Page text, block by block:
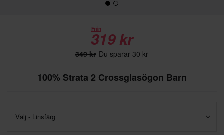
Från
319 kr
349 kr Du sparar 30 kr
100% Strata 2 Crossglasögon Barn
Välj - Linsfärg